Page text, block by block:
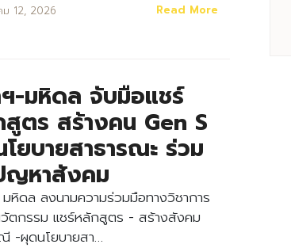
Search
for: Search
12, 2026 Read More
-มหิดล จับมือแชร์
ตร สร้างคน Gen S
ยบายสาธารณะ ร่วม
ญหาสังคม
หิดล ลงนามความร่วมมือทางวิชาการ
ตกรรม แชร์หลักสูตร - สร้างสังคม
-ผุดนโยบายสา…